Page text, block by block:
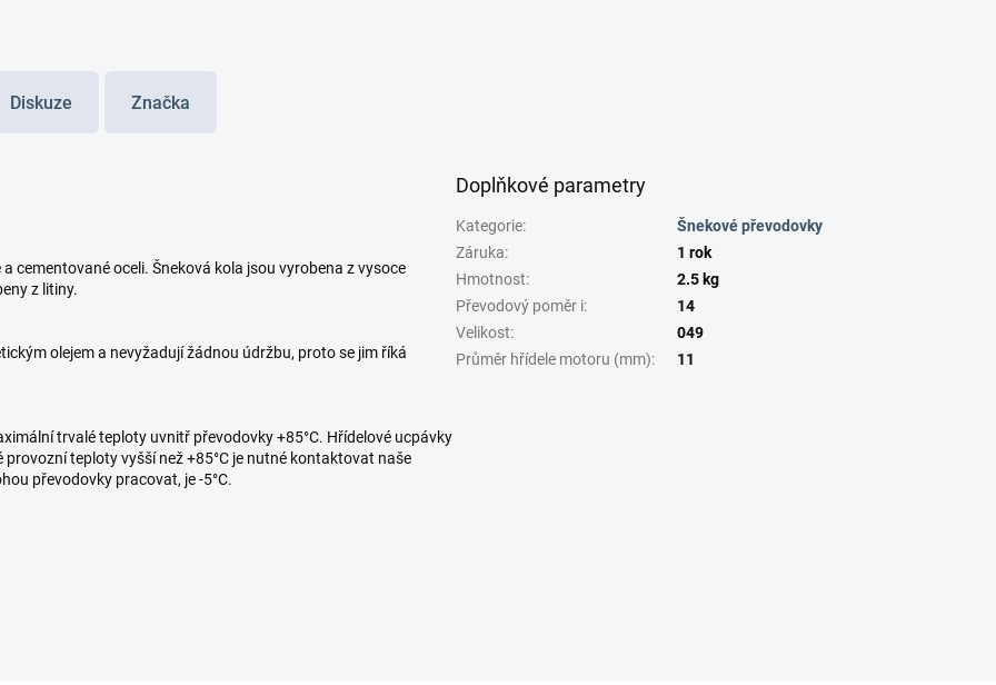
Diskuze Značka
cementované oceli. Šneková kola jsou vyrobena z vysoce
z litiny.
olejem a nevyžadují žádnou údržbu, proto se jim říká
trvalé teploty uvnitř převodovky +85°C. Hřídelové ucpávky
teploty vyšší než +85°C je nutné kontaktovat naše
převodovky pracovat, je -5°C.
Doplňkové parametry
Kategorie:
Šnekové převodovky
Záruka:
1 rok
Hmotnost:
2.5 kg
Převodový poměr i:
14
Velikost:
049
Průměr hřídele motoru (mm): 11